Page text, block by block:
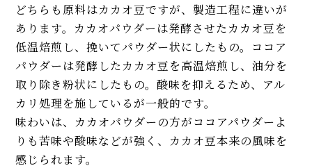
どちらも原料はカカオ豆ですが、製造工程に違いが
あります。カカオパウダーは発酵させたカカオ豆を
低温焙煎し、挽いてパウダー状にしたもの。ココア
パウダーは発酵したカカオ豆を高温焙煎し、油分を
取り除き粉状にしたもの。酸味を抑えるため、アル
カリ処理を施しているが一般的です。
味わいは、カカオパウダーの方がココアパウダーよ
りも苦味や酸味などが強く、カカオ豆本来の風味を
感じられます。